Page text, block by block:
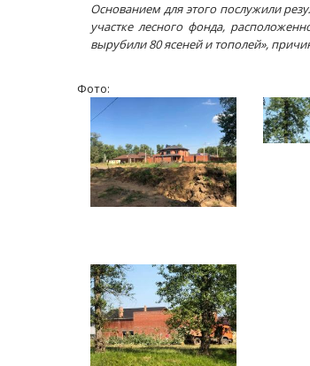
Основанием для этого послужили
участке лесного фонда,
вырубили 80 ясеней и тополей»,
Фото: